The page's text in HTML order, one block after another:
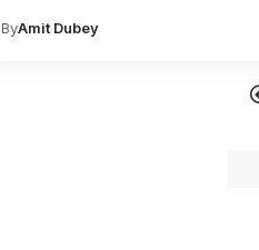
ByAmit Dubey